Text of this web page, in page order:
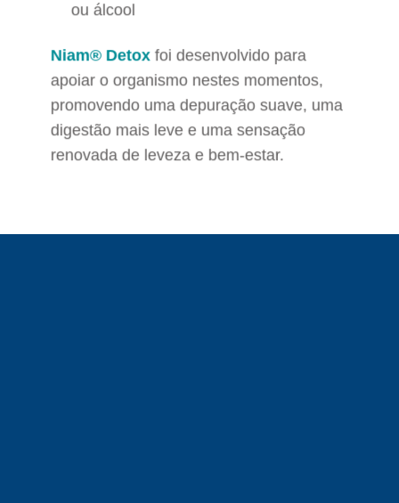
ou álcool
Niam® Detoxfoi desenvolvido para
apoiar o organismo nestes momentos,
promovendo uma depuração suave, uma
digestão mais leve e uma sensação
renovada de leveza e bem-estar.